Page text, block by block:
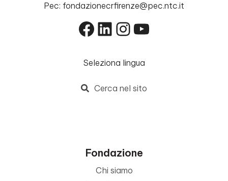
Pec: fondazionecrfirenze@pec.ntc.it
Facebook
LinkedIn
Instagram
YouTube
Seleziona lingua
Cerca nel sito
Fondazione
Chi siamo